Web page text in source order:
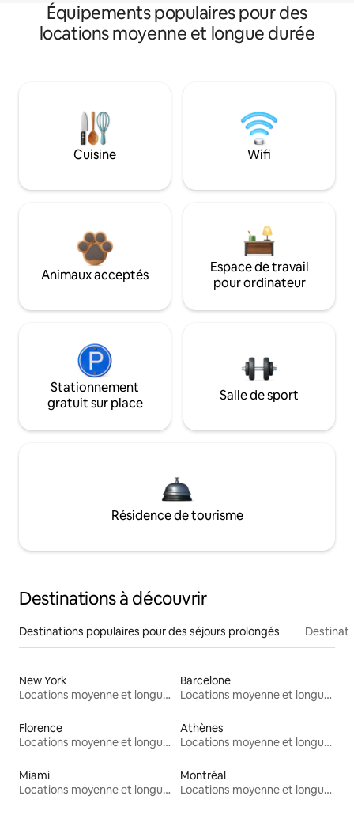
Équipements populaires pour des
locations moyenne et longue durée
Cuisine Wifi
Animaux acceptés
Espace de travail
pour ordinateur
Stationnement
gratuit sur place
Salle de sport
Résidence de tourisme
Destinations à découvrir
Destinations populaires pour des séjours prolongés
New York
Locations moyenne et longue durée
Barcelone
Locations moyenne et longue durée
Florence
Locations moyenne et longue durée
Athènes
Locations moyenne et longue durée
Miami
Locations moyenne et longue durée
Montréal
Locations moyenne et longue durée